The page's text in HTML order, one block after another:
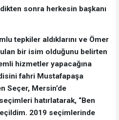
sonra herkesin başkanı
tepkiler aldıklarını ve Ömer
bir isim olduğunu belirten
hizmetler yapacağına
fahri Mustafapaşa
Seçer, Mersin’de
hatırlatarak, “Ben
2019 seçimlerinde